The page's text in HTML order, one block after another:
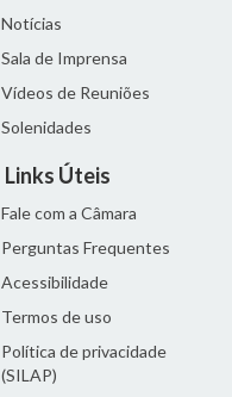
Notícias
Sala de Imprensa
Vídeos de Reuniões
Solenidades
Links Úteis
Fale com a Câmara
Perguntas Frequentes
Acessibilidade
Termos de uso
Política de privacidade
(SILAP)